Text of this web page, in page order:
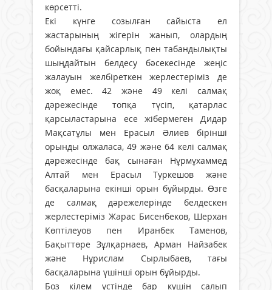
көрсетті.
Екі күнге созылған сайыста ел
жастарының жігерін жанып, олардың
бойындағы қайсарлық пен табандылықты
шыңдайтын белдесу бәсекесінде жеңіс
жалауын желбіреткен жерлестеріміз де
жоқ емес. 42 және 49 келі салмақ
дәрежесінде топқа түсіп, қатарлас
қарсыластарына есе жібермеген Дидар
Мақсатұлы мен Ерасыл Әлиев бірінші
орынды олжаласа, 49 және 64 келі салмақ
дәрежесінде бақ сынаған Нұрмұхаммед
Алтай мен Ерасыл Туркешов және
басқаларына екінші орын бұйырды. Өзге
де салмақ дәрежелерінде белдескен
жерлестеріміз Жарас Бисенбеков, Шерхан
Көптілеуов пен Иранбек Таменов,
Бақыттөре Зұлқарнаев, Арман Найзабек
және Нұрислам Сырлыбаев, тағы
басқаларына үшінші орын бұйырды.
Боз кілем үстінде бар күшін салып